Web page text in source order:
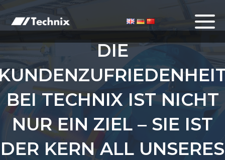
DIE
BEI TECHNIX IST NICHT
NUR EIN ZIEL – SIE IST
DER KERN ALL UNSERES